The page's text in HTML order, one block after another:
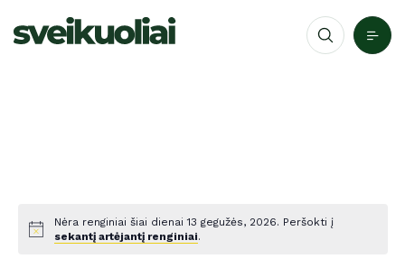
Nėra renginiai šiai dienai 13 gegužės, 2026. Peršokti į
sekantį artėjantį renginiai.